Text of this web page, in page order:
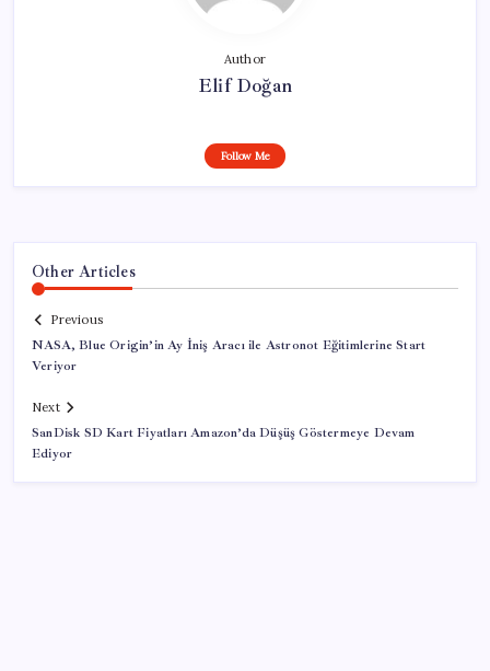
Author
Elif Doğan
Follow Me
Other Articles
Previous
NASA, Blue Origin’in Ay İniş Aracı ile Astronot Eğitimlerine Start
Veriyor
Next
SanDisk SD Kart Fiyatları Amazon’da Düşüş Göstermeye Devam
Ediyor